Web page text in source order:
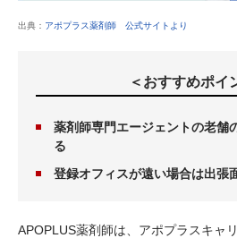
出典： アポプラス薬剤師 公式サイトより
＜おすすめポイ
薬剤師専門エージェントの老舗
る
登録オフィスが遠い場合は出張
APOPLUS薬剤師は、アポプラスキャ